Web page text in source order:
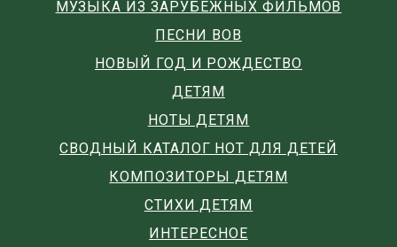
МУЗЫКА ИЗ ЗАРУБЕЖНЫХ ФИЛЬМОВ
ПЕСНИ ВОВ
НОВЫЙ ГОД И РОЖДЕСТВО
ДЕТЯМ
НОТЫ ДЕТЯМ
СВОДНЫЙ КАТАЛОГ НОТ ДЛЯ ДЕТЕЙ
КОМПОЗИТОРЫ ДЕТЯМ
СТИХИ ДЕТЯМ
ИНТЕРЕСНОЕ